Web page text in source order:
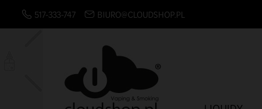
517-333-747 BIURO@CLOUDSHOP.PL